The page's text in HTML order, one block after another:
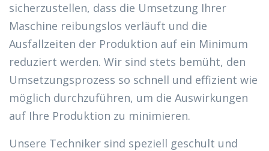
sicherzustellen, dass die Umsetzung Ihrer
Maschine reibungslos verläuft und die
Ausfallzeiten der Produktion auf ein Minimum
reduziert werden. Wir sind stets bemüht, den
Umsetzungsprozess so schnell und effizient wie
möglich durchzuführen, um die Auswirkungen
auf Ihre Produktion zu minimieren.
Unsere Techniker sind speziell geschult und